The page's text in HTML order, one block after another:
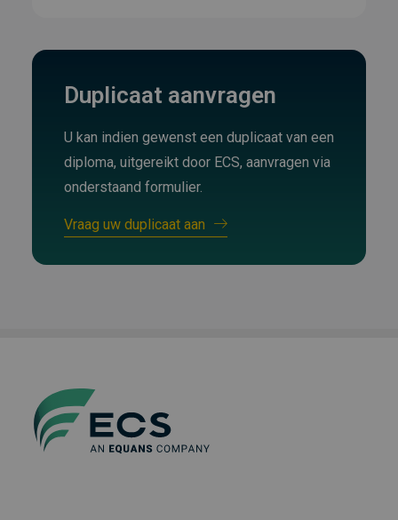
Duplicaat aanvragen
U kan indien gewenst een duplicaat van een
diploma, uitgereikt door ECS, aanvragen via
onderstaand formulier.
Vraag uw duplicaat aan